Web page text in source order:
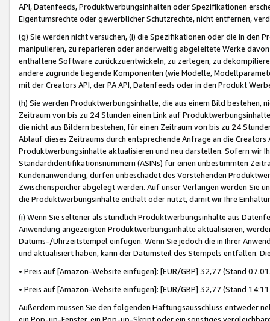
API, Datenfeeds, Produktwerbungsinhalten oder Spezifikationen
Eigentumsrechte oder gewerblicher Schutzrechte, nicht entfernen,
(g) Sie werden nicht versuchen, (i) die Spezifikationen oder die in
manipulieren, zu reparieren oder anderweitig abgeleitete Werke
enthaltene Software zurückzuentwickeln, zu zerlegen, zu
andere zugrunde liegende Komponenten (wie Modelle,
mit der Creators API, der PA API, Datenfeeds oder in den Produkt
(h) Sie werden Produktwerbungsinhalte, die aus einem Bild bestehen,
Zeitraum von bis zu 24 Stunden einen Link auf
die nicht aus Bildern bestehen, für einen Zeitraum von bis zu 24
Ablauf dieses Zeitraums durch entsprechende Anfrage an die
Produktwerbungsinhalte aktualisieren und neu darstellen. Sofern wir
Standardidentifikationsnummern (ASINs) für einen unbestimmten
Kundenanwendung, dürfen unbeschadet des Vorstehenden
Zwischenspeicher abgelegt werden. Auf unser Verlangen werden Sie
die Produktwerbungsinhalte enthält oder nutzt, damit wir Ihre
(i) Wenn Sie seltener als stündlich Produktwerbungsinhalte aus
Anwendung angezeigten Produktwerbungsinhalte aktualisieren,
Datums-/Uhrzeitstempel einfügen. Wenn Sie jedoch die in Ihrer
und aktualisiert haben, kann der Datumsteil des Stempels entfallen.
• Preis auf [Amazon-Website einfügen]: [EUR/GBP] 32,77 (Stand
• Preis auf [Amazon-Website einfügen]: [EUR/GBP] 32,77 (Stand
Außerdem müssen Sie den folgenden Haftungsausschluss entweder
ein Pop-up-Fenster, ein Pop-up-Skript oder ein sonstiges